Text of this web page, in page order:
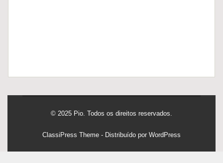
© 2025 Pio. Todos os direitos reservados.
ClassiPress Theme - Distribuído por WordPress